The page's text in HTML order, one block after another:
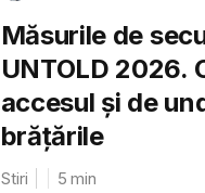
Măsurile de
UNTOLD 2026.
accesul și de
brățările
Stiri 5 min